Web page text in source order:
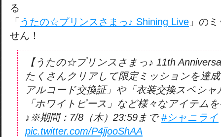
る
「 うたの☆プリンスさまっ♪ Shining Live 」の
せん！
【うたの☆プリンスさまっ♪ 11th
たくさんクリアして限定ミッションを達
アルコード交換証」や「衣装交換スペシ
「ホワイトピース」など様々なアイテム
♪※期間：7/8（木）23:59まで#シャニライ
pic.twitter.com/P4jjooShAA